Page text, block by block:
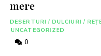
mere
DESERTURI / DULCIURI /
UNCATEGORIZED
0